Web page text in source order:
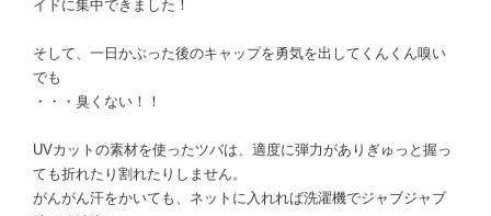
イドに集中できました！
そして、一日かぶった後のキャップを勇気を出してくんくん嗅い
でも
・・・臭くない！！
UVカットの素材を使ったツバは、適度に弾力がありぎゅっと握っ
ても折れたり割れたりしません。
がんがん汗をかいても、ネットに入れれば洗濯機でジャブジャブ